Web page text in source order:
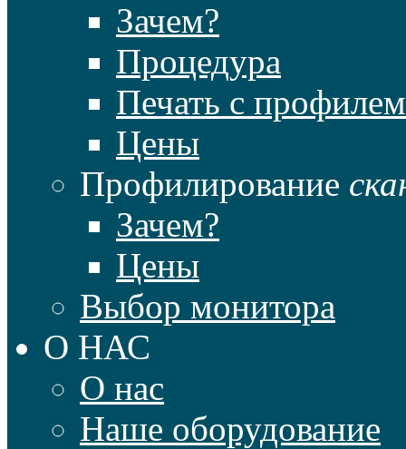
Зачем?
Процедура
Печать с профилем
Цены
Профилирование
Зачем?
Цены
Выбор монитора
О НАС
О нас
Наше оборудование